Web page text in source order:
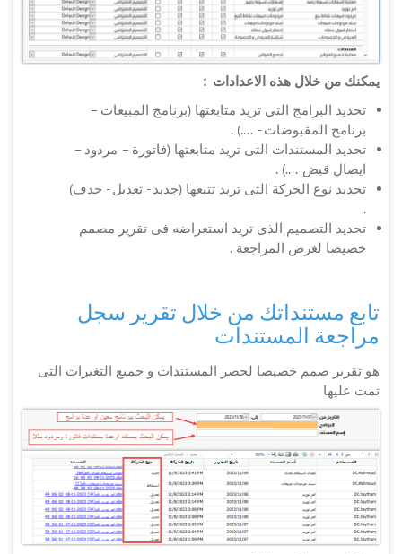
يمكنك من خلال هذه الاعدادات :
تحديد البرامج التى تريد متابعتها (برنامج المبيعات –
برنامج المقبوضات - ....) .
تحديد المستندات التى تريد متابعتها (فاتورة – مردود –
ايصال قبض ....) .
تحديد نوع الحركة التى تريد تتبعها (جديد - تعديل - حذف)
.
تحديد التصميم الذى تريد استعراضه فى تقرير مصمم
خصيصا لغرض المراجعة .
تابع مستنداتك من خلال تقرير سجل
مراجعة المستندات
هو تقرير صمم خصيصا لحصر المستندات و جميع التغيرات التى
تمت عليها